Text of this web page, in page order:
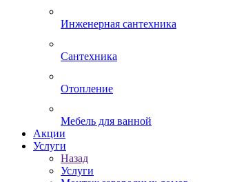
Инженерная сантехника
Сантехника
Отопление
Мебель для ванной
Акции
Услуги
Назад
Услуги